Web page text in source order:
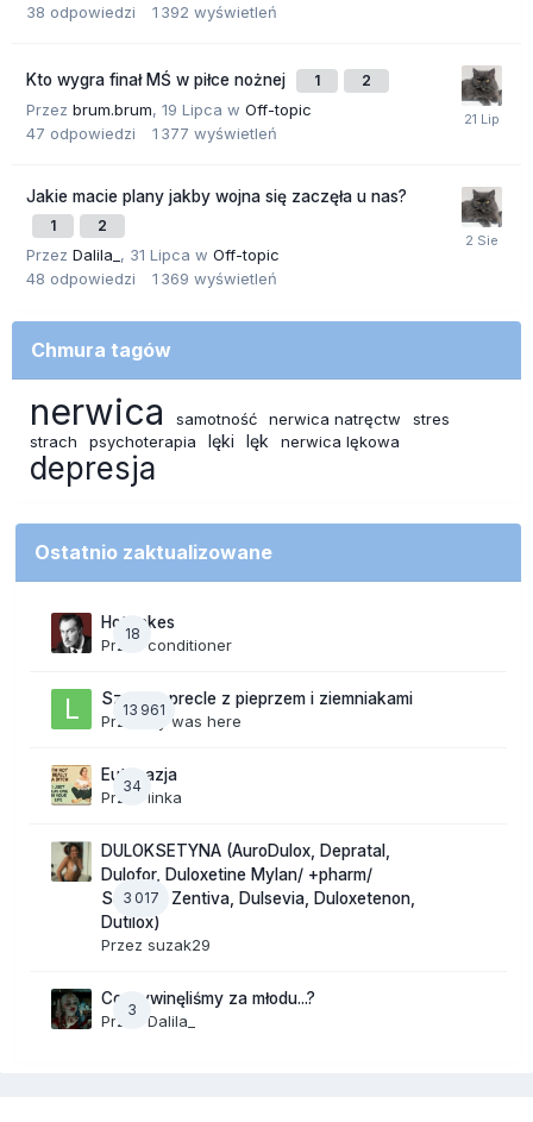
38 odpowiedzi 1 392 wyświetleń
Kto wygra finał MŚ w piłce nożnej 1 2
Przez brum.brum, 19 Lipca w Off-topic
47 odpowiedzi 1 377 wyświetleń
Jakie macie plany jakby wojna się zaczęła u nas?
1 2
Przez Dalila_ , 31 Lipca w Off-topic
48 odpowiedzi 1 369 wyświetleń
Chmura tagów
nerwica samotność nerwica natręctw
stres
strach
psychoterapia lęki lęk nerwica lękowa
depresja
Ostatnio zaktualizowane
18
Hot takes
Przez conditioner
13 961
Szalone precle z pieprzem i ziemniakami
Przez lily was here
34
Eutanazja
Przez linka
3 017
DULOKSETYNA (AuroDulox, Depratal,
Dulofor, Duloxetine Mylan/ +pharm/
Sandoz/ Zentiva, Dulsevia, Duloxetenon,
Dutilox)
Przez suzak29
3
Co wywinęliśmy za młodu...?
Przez Dalila_